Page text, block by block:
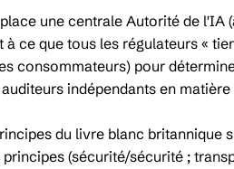
une centrale Autorité de l'IA
ce que tous les régulateurs «
consommateurs) pour
indépendants en matière
du livre blanc
(sécurité/sécurité ;